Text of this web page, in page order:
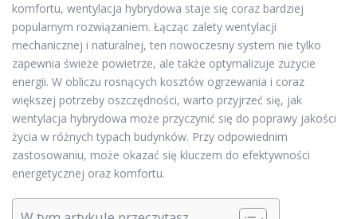
komfortu, wentylacja hybrydowa staje się coraz bardziej
popularnym rozwiązaniem. Łącząc zalety wentylacji
mechanicznej i naturalnej, ten nowoczesny system nie tylko
zapewnia świeże powietrze, ale także optymalizuje zużycie
energii. W obliczu rosnących kosztów ogrzewania i coraz
większej potrzeby oszczędności, warto przyjrzeć się, jak
wentylacja hybrydowa może przyczynić się do poprawy jakości
życia w różnych typach budynków. Przy odpowiednim
zastosowaniu, może okazać się kluczem do efektywności
energetycznej oraz komfortu.